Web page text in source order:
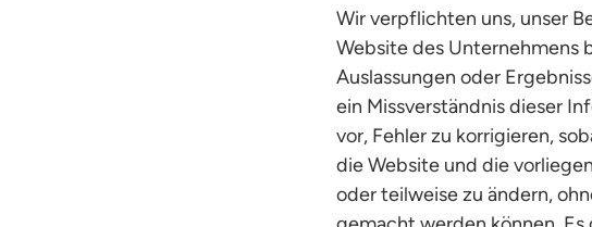
Wir verpflichten uns, unser
Website des Unternehmens
Auslassungen oder
ein Missverständnis dieser
vor, Fehler zu korrigieren,
die Website und die
oder teilweise zu ändern,